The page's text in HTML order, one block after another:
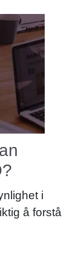
i
å forstå